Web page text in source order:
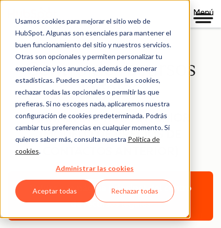
Usamos cookies para mejorar el sitio web de
HubSpot. Algunas son esenciales para mantener el
buen funcionamiento del sitio y nuestros servicios.
Otras son opcionales y permiten personalizar tu
experiencia y los anuncios, además de generar
estadísticas. Puedes aceptar todas las cookies,
rechazar todas las opcionales o permitir las que
prefieras. Si no escoges nada, aplicaremos nuestra
configuración de cookies predeterminada. Podrás
cambiar tus preferencias en cualquier momento. Si
quieres saber más, consulta nuestra Política de
cookies.
Administrar las cookies
Aceptar todas Rechazar todas
Menú
Centro de recursos
legales
MARKETING HUB ANTERIOR
(MODELO DE PRECIOS DE
Volver a la página principal del centro
de recursos legales